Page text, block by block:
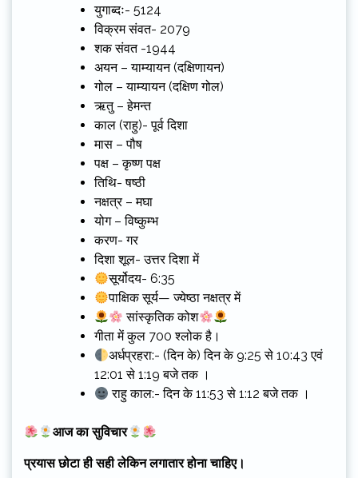
युगाब्दः- 5124
विक्रम संवत- 2079
शक संवत -1944
अयन – याम्यायन (दक्षिणायन)
गोल – याम्यायन (दक्षिण गोल)
ऋतु – हेमन्त
काल (राहु)- पूर्व दिशा
मास – पौष
पक्ष – कृष्ण पक्ष
तिथि- षष्ठी
नक्षत्र – मघा
योग – विष्कुम्भ
करण- गर
दिशा शूल- उत्तर दिशा में
सूर्योदय- 6:35
पाक्षिक सूर्य— ज्येष्ठा नक्षत्र में
सांस्कृतिक कोश
गीता में कुल 700 श्लोक है।
अर्धप्रहरा:- (दिन के) दिन के 9:25 से 10:43 एवं
12:01 से 1:19 बजे तक ।
राहु काल:- दिन के 11:53 से 1:12 बजे तक ।
आज का सुविचार
प्रयास छोटा ही सही लेकिन लगातार होना चाहिए।